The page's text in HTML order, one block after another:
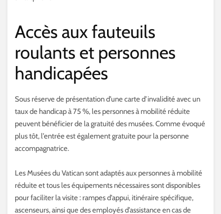
Accès aux fauteuils
roulants et personnes
handicapées
Sous réserve de présentation d’une carte d’invalidité avec un
taux de handicap à 75 %, les personnes à mobilité réduite
peuvent bénéficier de la gratuité des musées. Comme évoqué
plus tôt, l’entrée est également gratuite pour la personne
accompagnatrice.
Les Musées du Vatican sont adaptés aux personnes à mobilité
réduite et tous les équipements nécessaires sont disponibles
pour faciliter la visite : rampes d’appui, itinéraire spécifique,
ascenseurs, ainsi que des employés d’assistance en cas de